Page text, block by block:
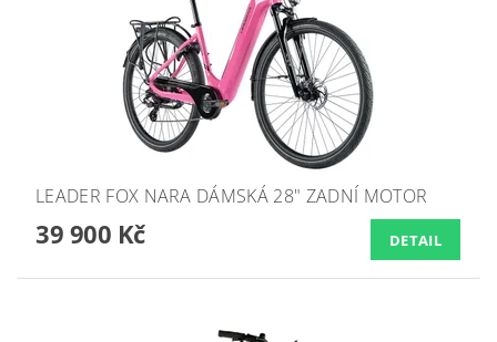
LEADER FOX NARA DÁMSKÁ 28" ZADNÍ MOTOR
39 900 Kč DETAIL